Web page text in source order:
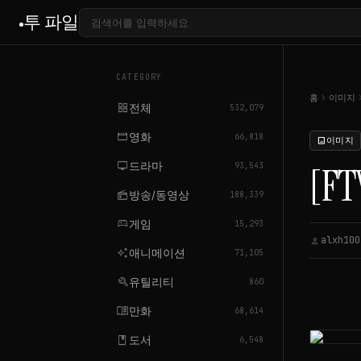
투 파일
CATEGORY
grid_view전체 532,079
movie영화 66,818
tv 드라마 93,543
radio방송/동영상 188,339
sports_esports게임 15,293
auto_awesome애니메이션 71,105
build유틸리티 860
menu_book만화 68,614
book 도서 6,548
홈 chevron_right 이미지 chevron_right
image 이미지
person alxh100